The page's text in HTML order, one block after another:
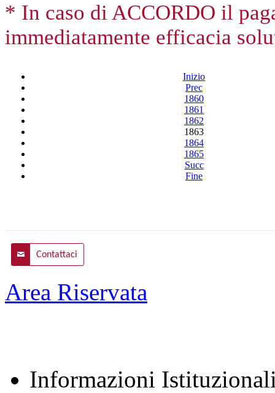
* In caso di ACCORDO il
immediatamente efficacia
Inizio
Prec
1860
1861
1862
1863
1864
1865
Succ
Fine
Contattaci
Area Riservata
Informazioni